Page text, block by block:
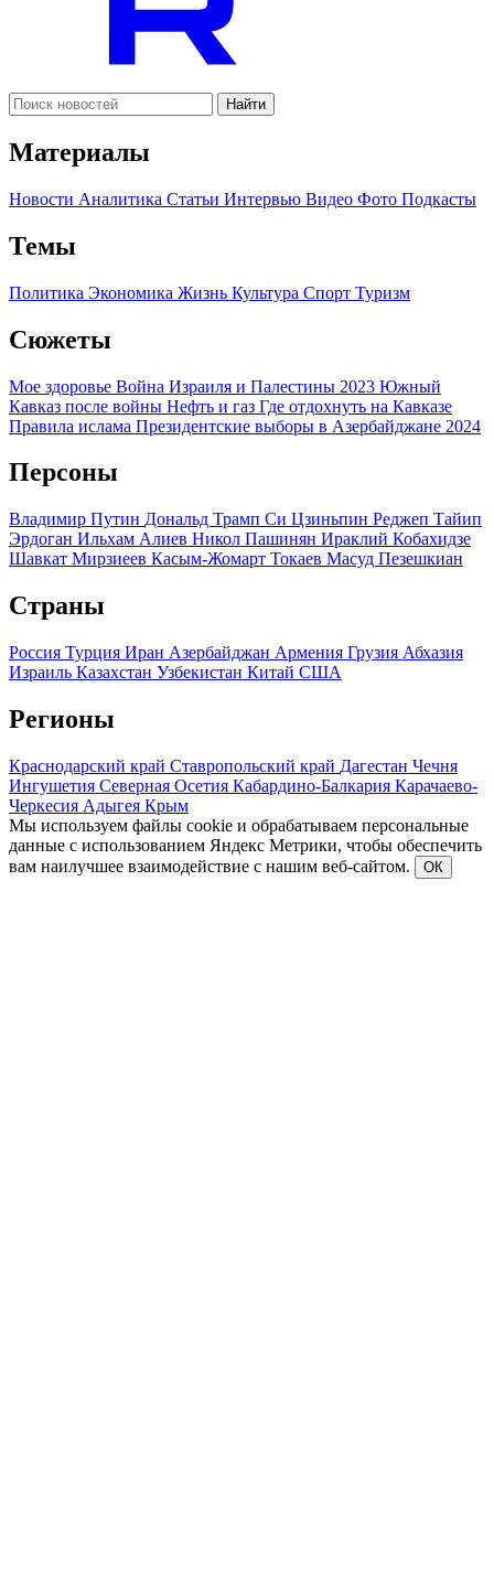
Найти
Материалы
Новости Аналитика Статьи Интервью Видео Фото Подкасты
Темы
Политика Экономика Жизнь Культура Спорт Туризм
Сюжеты
Мое здоровье Война Израиля и Палестины 2023 Южный
Кавказ после войны Нефть и газ Где отдохнуть на Кавказе
Правила ислама Президентские выборы в Азербайджане 2024
Персоны
Владимир Путин Дональд Трамп Си Цзиньпин Реджеп Тайип
Эрдоган Ильхам Алиев Никол Пашинян Ираклий Кобахидзе
Шавкат Мирзиеев Касым-Жомарт Токаев Масуд Пезешкиан
Страны
Россия Турция Иран Азербайджан Армения Грузия Абхазия
Израиль Казахстан Узбекистан Китай США
Регионы
Краснодарский край Ставропольский край Дагестан Чечня
Ингушетия Северная Осетия Кабардино-Балкария Карачаево-
Черкесия Адыгея Крым
Мы используем файлы cookie и обрабатываем персональные
данные с использованием Яндекс Метрики, чтобы обеспечить
вам наилучшее взаимодействие с нашим веб-сайтом.
ОК